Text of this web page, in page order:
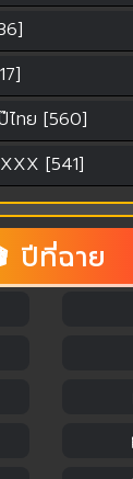
ไทย [560]
[541]
ปีที่ฉาย